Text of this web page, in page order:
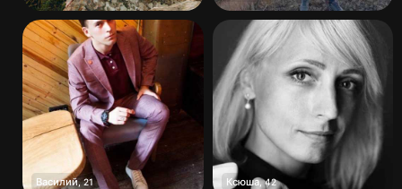
Василий,21 Ксюша,42